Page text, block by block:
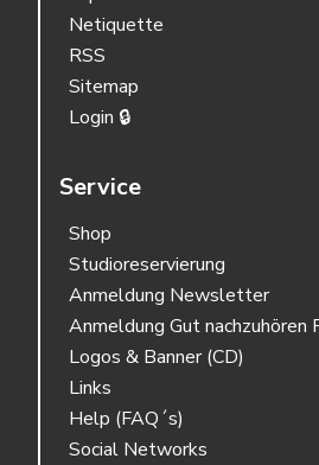
Netiquette
RSS
Sitemap
Login 🔒
Service
Shop
Studioreservierung
Anmeldung Newsletter
Anmeldung Gut nachzuhören
Logos & Banner (CD)
Links
Help (FAQ´s)
Social Networks